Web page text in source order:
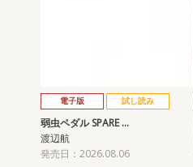
電子版 試し読み
弱虫ペダル SPARE …
渡辺航
発売日：2026.08.06